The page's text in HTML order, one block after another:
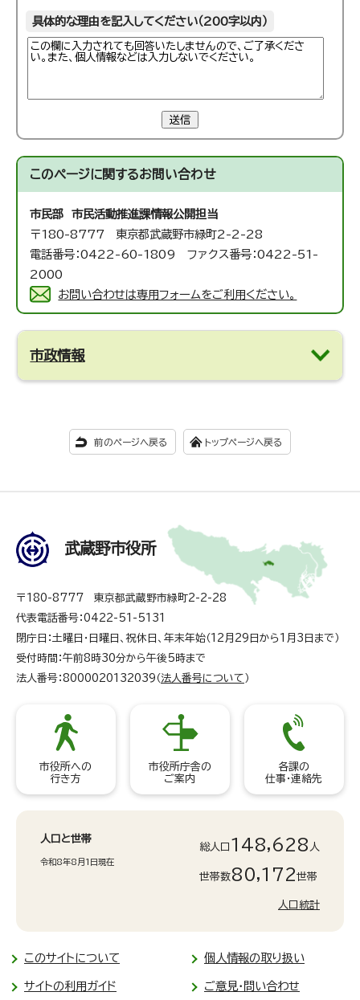
具体的な理由を記入してください（200字以内）
送信
このページに関するお問い合わせ
市民部 市民活動推進課情報公開担当
〒180-8777 東京都武蔵野市緑町2-2-28
電話番号：0422-60-1809 ファクス番号：0422-51-
2000
お問い合わせは専用フォームをご利用ください。
市政情報
前のページへ戻る トップページへ戻る
武蔵野市役所
〒180-8777 東京都武蔵野市緑町2-2-28
代表電話番号：0422-51-5131
閉庁日：土曜日・日曜日、祝休日、年末年始（12月29日から1月3日まで）
受付時間：午前8時30分から午後5時まで
法人番号：8000020132039（ 法人番号について ）
市役所への
行き方
市役所庁舎の
ご案内
各課の
仕事・連絡先
人口と世帯
令和8年8月1日現在
総人口 148,628 人
世帯数80,172世帯
人口統計
このサイトについて 個人情報の取り扱い
サイトの利用ガイド ご意見・問い合わせ